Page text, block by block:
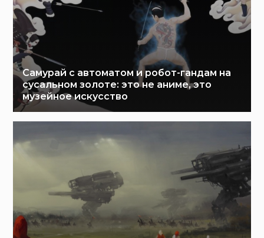
Самурай с автоматом и робот-гандам на
сусальном золоте: это не аниме, это
музейное искусство